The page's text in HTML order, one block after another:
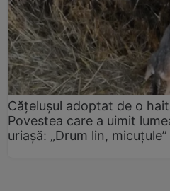
Cățelușul adoptat de o
Povestea care a uimit
uriașă: „Drum lin, micuțule”